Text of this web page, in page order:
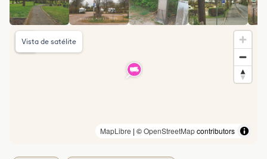
MapLibre | ©OpenStreetMapcontributors
Vista de satélite